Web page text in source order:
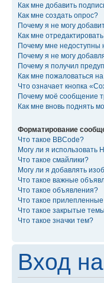
Как мне добавить
Как мне создать опрос?
Почему я не могу
Как мне
Почему мне
Почему я не могу
Почему я получил
Как мне пожаловаться
Что означает кнопка
Почему моё сообщение
Как мне вновь поднять
Форматирование
Что такое BBCode?
Могу ли я использовать
Что такое смайлики?
Могу ли я добавлять
Что такое важные
Что такое объявления?
Что такое
Что такое закрытые
Что такое значки тем?
Вход